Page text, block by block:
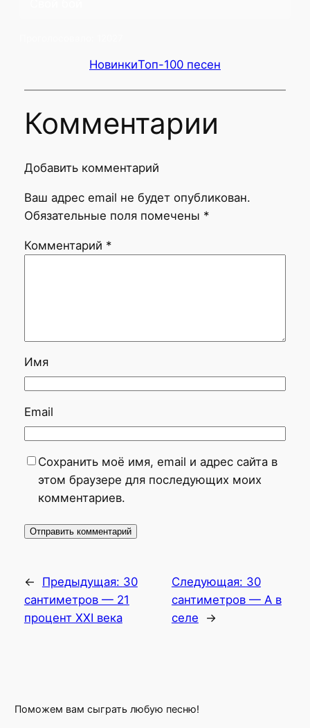
НовинкиТоп-100 песен
Комментарии
Добавить комментарий
Ваш адрес email не будет опубликован.
Обязательные поля помечены *
Комментарий *
Имя
Email
Сохранить моё имя, email и адрес сайта в
этом браузере для последующих моих
комментариев.
← Предыдущая: 30
сантиметров — 21
процент XXI века
Следующая: 30
сантиметров — А в
селе
→
Поможем вам сыграть любую песню!